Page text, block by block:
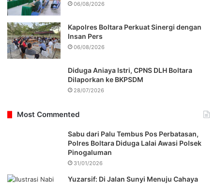
06/08/2026
Kapolres Boltara Perkuat Sinergi dengan
Insan Pers
06/08/2026
Diduga Aniaya Istri, CPNS DLH Boltara
Dilaporkan ke BKPSDM
28/07/2026
Most Commented
Sabu dari Palu Tembus Pos Perbatasan,
Polres Boltara Diduga Lalai Awasi Polsek
Pinogaluman
31/01/2026
Yuzarsif: Di Jalan Sunyi Menuju Cahaya